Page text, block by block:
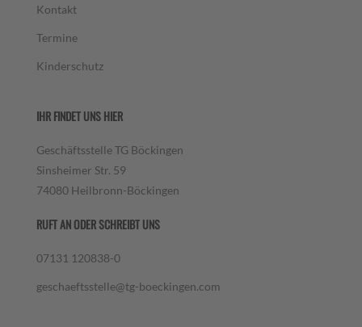
Kontakt
Termine
Kinderschutz
IHR FINDET UNS HIER
Geschäftsstelle TG Böckingen
Sinsheimer Str. 59
74080 Heilbronn-Böckingen
RUFT AN ODER SCHREIBT UNS
07131 120838-0
geschaeftsstelle@tg-boeckingen.com